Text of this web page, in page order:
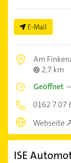
E-Mail
Am
2,7 km
Geöffnet –
0162 7 07
Webseite
ISE